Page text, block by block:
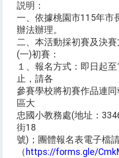
説明：
一、依據桃園市115年市
辦法辦理。
二、本活動採初賽及決賽
(一)初賽：
１、報名方式：即日起
止，請各
參賽學校將初賽作品連
區大
忠國小教務處(地址：
街18
號)；團體報名表電子檔
（ https://forms.gle/